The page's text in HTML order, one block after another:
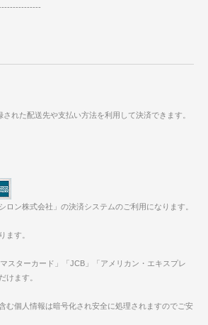
れた配送先や支払い方法を利用して決済できます。
ロン株式会社」の決済システムのご利用になります。
ます。
スターカード」「JCB」「アメリカン・エキスプレ
けます。
む個人情報は暗号化され安全に処理されますのでご安